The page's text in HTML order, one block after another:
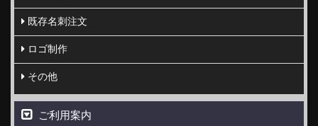
既存名刺注文
ロゴ制作
その他
ご利用案内